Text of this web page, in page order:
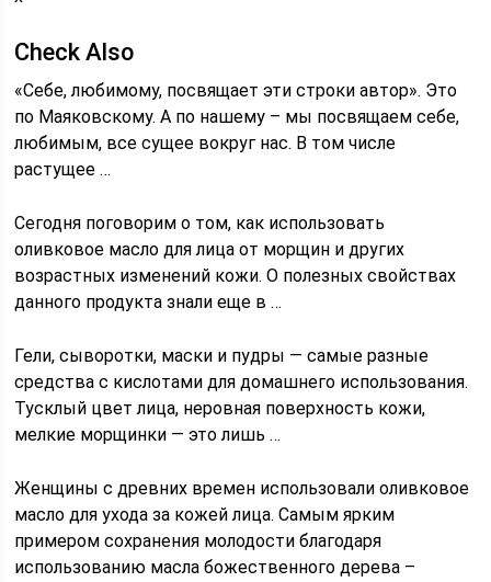
Check Also
«Себе, любимому, посвящает эти строки автор». Это
по Маяковскому. А по нашему – мы посвящаем себе,
любимым, все сущее вокруг нас. В том числе
растущее …
Сегодня поговорим о том, как использовать
оливковое масло для лица от морщин и других
возрастных изменений кожи. О полезных свойствах
данного продукта знали еще в …
Гели, сыворотки, маски и пудры — самые разные
средства с кислотами для домашнего использования.
Тусклый цвет лица, неровная поверхность кожи,
мелкие морщинки — это лишь …
Женщины с древних времен использовали оливковое
масло для ухода за кожей лица. Самым ярким
примером сохранения молодости благодаря
использованию масла божественного дерева –